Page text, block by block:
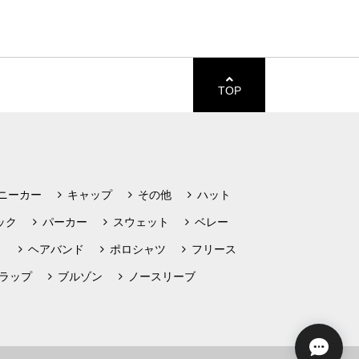
TOP
ーカー キャップ その他 ハット
ク パーカー スウェット ベレー
ヘアバンド ポロシャツ フリース
ップ ブルゾン ノースリーブ